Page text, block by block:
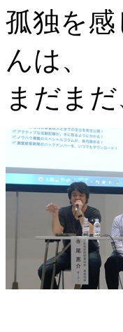
孤独を
んは、
まだま